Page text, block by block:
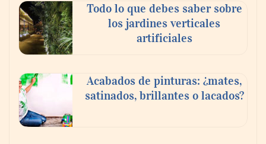
Todo lo que debes saber sobre
los jardines verticales
artificiales
Acabados de pinturas: ¿mates,
satinados, brillantes o lacados?